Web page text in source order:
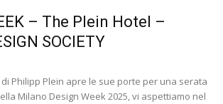
– The Plein Hotel –
SOCIETY
Philipp Plein apre le sue porte per una serata
Milano Design Week 2025, vi aspettiamo nel